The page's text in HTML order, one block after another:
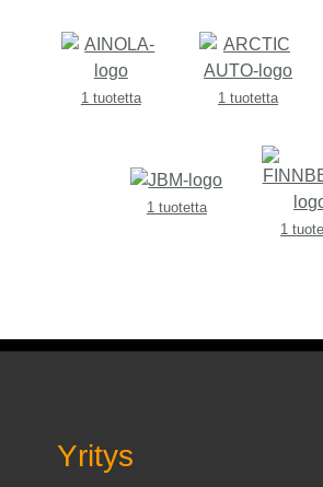
1 tuotetta 1 tuotetta
1 tuotetta
1
Yritys